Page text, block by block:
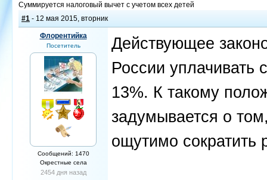
Суммируется налоговый вычет с учетом всех детей
#1 - 12 мая 2015, вторник
Флорентийка
Посетитель
Сообщений: 1470
Окрестные села
2454 дня назад
Действующее
России уплачивать
13%. К такому
задумывается о
ощутимо сократить